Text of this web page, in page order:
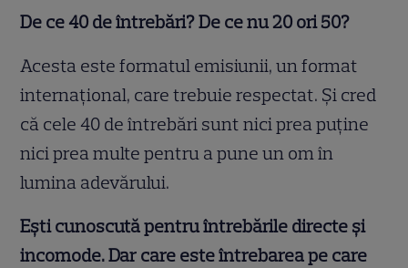
De ce 40 de întrebări? De ce nu 20 ori 50?
Acesta este formatul emisiunii, un format
internaţional, care trebuie respectat. Şi cred
că cele 40 de întrebări sunt nici prea puţine
nici prea multe pentru a pune un om în
lumina adevărului.
Ești cunoscută pentru întrebările directe și
incomode. Dar care este întrebarea pe care